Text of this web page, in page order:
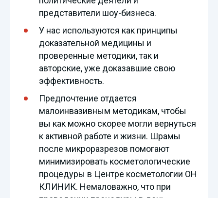
представители шоу-бизнеса.
У нас используются как принципы
доказательной медицины и
проверенные методики, так и
авторские, уже доказавшие свою
эффективность.
Предпочтение отдается
малоинвазивным методикам, чтобы
вы как можно скорее могли вернуться
к активной работе и жизни. Шрамы
после микроразрезов помогают
минимизировать косметологические
процедуры в Центре косметологии ОН
КЛИНИК. Немаловажно, что при